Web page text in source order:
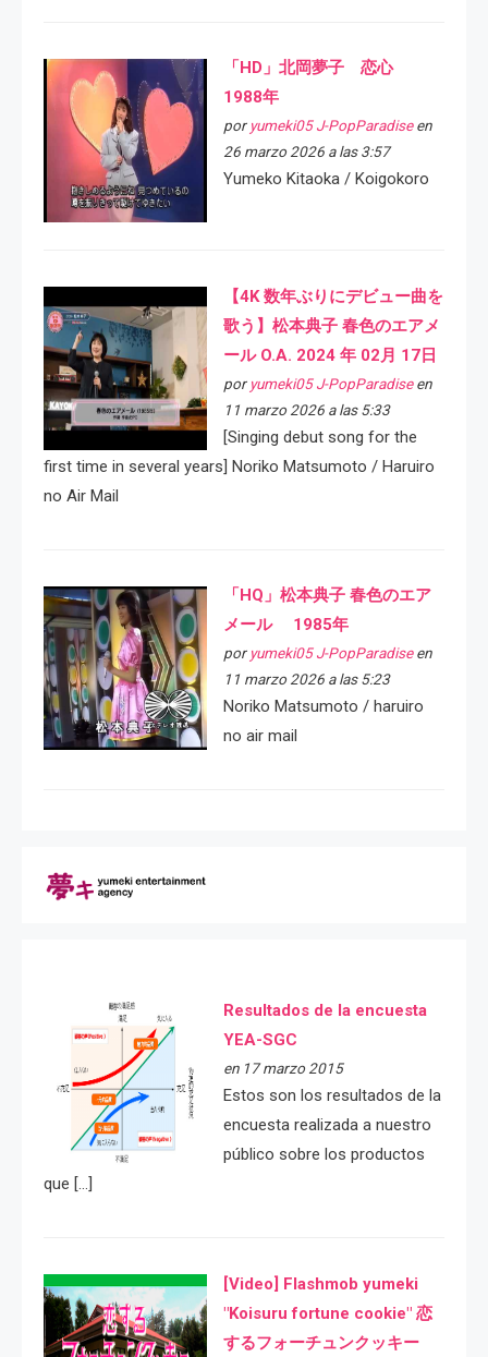
「HD」北岡夢子 恋心
1988年
por yumeki05 J-PopParadiseen
26 marzo 2026 a las 3:57
Yumeko Kitaoka / Koigokoro
【4K 数年ぶりにデビュー曲を
歌う】松本典子 春色のエアメ
ール O.A. 2024 年 02月 17日
por yumeki05 J-PopParadiseen
11 marzo 2026 a las 5:33
[Singing debut song for the
first time in several years] Noriko Matsumoto / Haruiro
no Air Mail
「HQ」松本典子 春色のエア
メール 1985年
por yumeki05 J-PopParadiseen
11 marzo 2026 a las 5:23
Noriko Matsumoto / haruiro
no air mail
Resultados de la encuesta
YEA-SGC
en 17 marzo 2015
Estos son los resultados de la
encuesta realizada a nuestro
público sobre los productos
que […]
[Video] Flashmob yumeki
"Koisuru fortune cookie" 恋
するフォーチュンクッキー